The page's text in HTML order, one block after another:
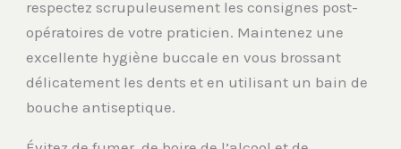
respectez scrupuleusement les consignes post-
opératoires de votre praticien. Maintenez une
excellente hygiène buccale en vous brossant
délicatement les dents et en utilisant un bain de
bouche antiseptique.